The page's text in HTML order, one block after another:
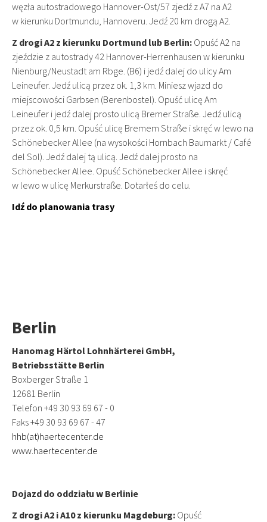
węzła autostradowego Hannover-Ost/57 zjedź z A7 na A2
w kierunku Dortmundu, Hannoveru. Jedź 20 km drogą A2.
Z drogi A2 z kierunku Dortmund lub Berlin: Opuść A2 na
zjeździe z autostrady 42 Hannover-Herrenhausen w kierunku
Nienburg/Neustadt am Rbge. (B6) i jedź dalej do ulicy Am
Leineufer. Jedź ulicą przez ok. 1,3 km. Miniesz wjazd do
miejscowości Garbsen (Berenbostel). Opuść ulicę Am
Leineufer i jedź dalej prosto ulicą Bremer Straße. Jedź ulicą
przez ok. 0,5 km. Opuść ulicę Bremem Straße i skręć w lewo na
Schönebecker Allee (na wysokości Hornbach Baumarkt / Café
del Sol). Jedź dalej tą ulicą. Jedź dalej prosto na
Schönebecker Allee. Opuść Schönebecker Allee i skręć
w lewo w ulicę Merkurstraße. Dotarłeś do celu.
Idź do planowania trasy
Berlin
Hanomag Härtol Lohnhärterei GmbH,
Betriebsstätte Berlin
Boxberger Straße 1
12681 Berlin
Telefon +49 30 93 69 67 - 0
Faks +49 30 93 69 67 - 47
hhb(at)haertecenter.de
www.haertecenter.de
Dojazd do oddziału w Berlinie
Z drogi A2 i A10 z kierunku Magdeburg: Opuść